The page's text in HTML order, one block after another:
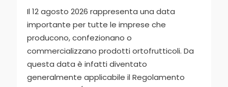
Il 12 agosto 2026 rappresenta una data
importante per tutte le imprese che
producono, confezionano o
commercializzano prodotti ortofrutticoli. Da
questa data è infatti diventato
generalmente applicabile il Regolamento